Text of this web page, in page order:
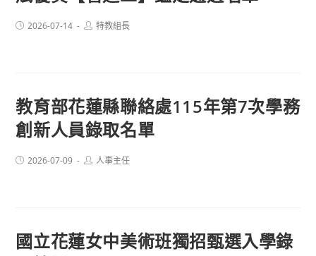
Post2026-07-14
Post特教組長
教育部花蓮縣聯絡處115年第7次學務
創新人員錄取名單
Post2026-07-09
Post人事主任
國立花蓮女中美術班獨招甄選入學錄